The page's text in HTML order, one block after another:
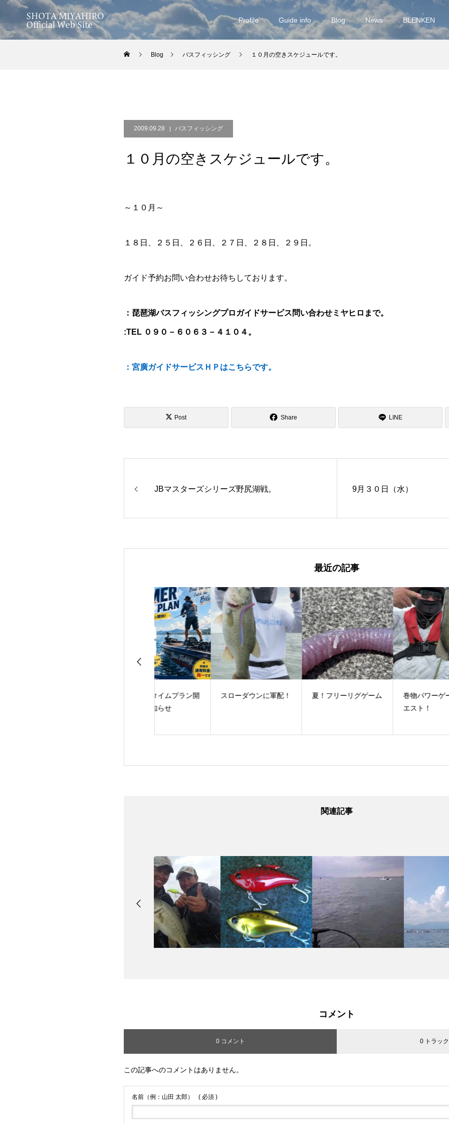
Profile Guide info Blog News BLENKEN
Blog バスフィッシング １０月の空きスケジュールです。
2009.09.28 バスフィッシング
１０月の空きスケジュールです。
～１０月～
１８日、２５日、２６日、２７日、２８日、２９日。
ガイド予約お問い合わせお待ちしております。
：琵琶湖バスフィッシングプロガイドサービス問い合わせミヤヒロまで。
:TEL ０９０－６０６３－４１０４。
：宮廣ガイドサービスＨＰはこちらです。
Post Share LINE
JBマスターズシリーズ野尻湖戦。 9月３０日（水）
最近の記事
スローダウンに軍配！ 夏！フリーリグゲーム
巻物パワーゲームリク
い
関連記事
コメント
0 コメント 0 トラッ
この記事へのコメントはありません。
名前（例：山田 太郎） ( 必須 )